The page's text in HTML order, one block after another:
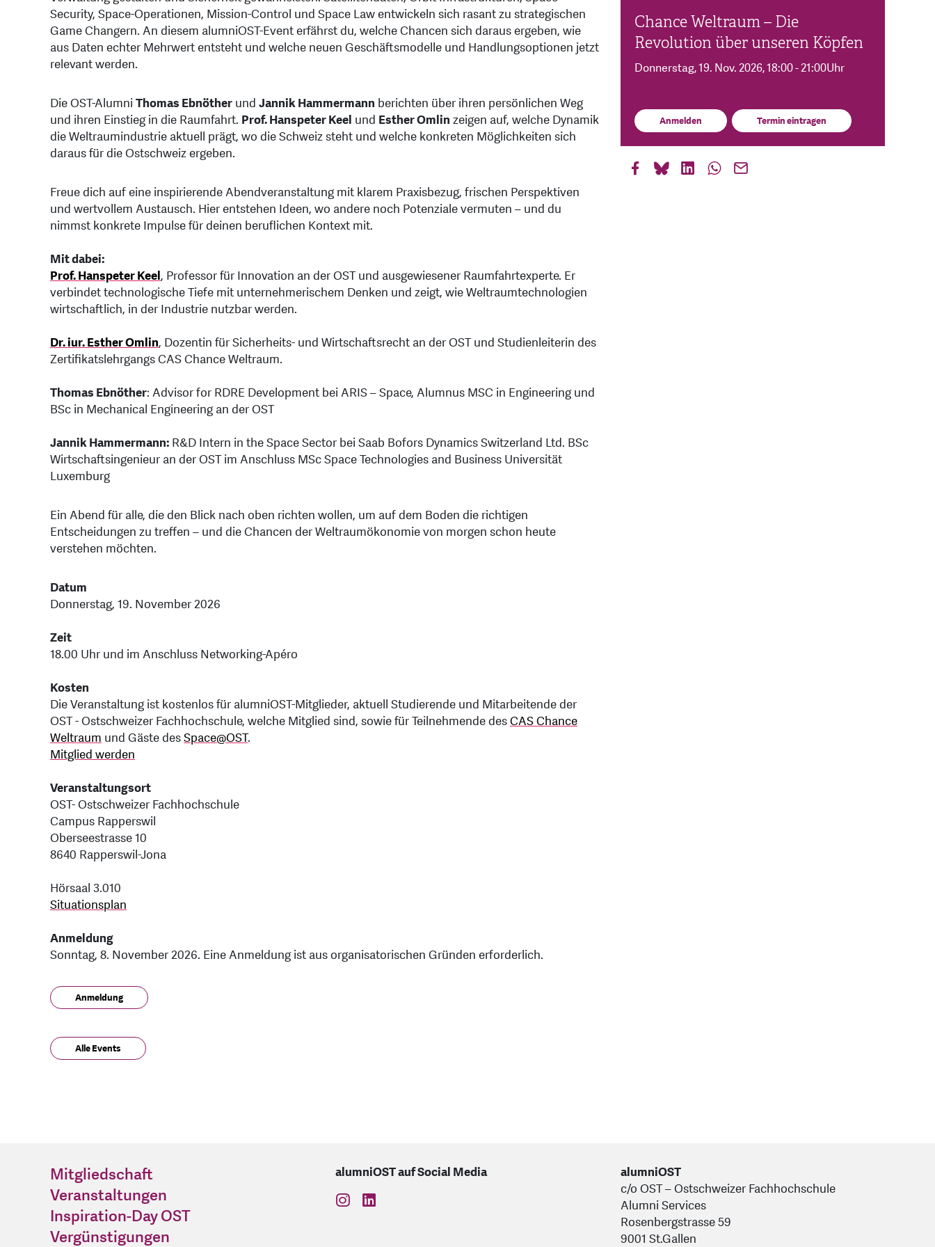
Security, Space-Operationen, Mission-Control und Space Law entwickeln sich rasant zu strategischen
Game Changern. An diesem alumniOST-Event erfährst du, welche Chancen sich daraus ergeben, wie
aus Daten echter Mehrwert entsteht und welche neuen Geschäftsmodelle und Handlungsoptionen jetzt
relevant werden.
Die OST-AlumniThomas Ebnöther und Jannik Hammermann berichten über ihren persönlichen Weg
und ihren Einstieg in die Raumfahrt. Prof. Hanspeter Keel und Esther Omlin zeigen auf, welche Dynamik
die Weltraumindustrie aktuell prägt, wo die Schweiz steht und welche konkreten Möglichkeiten sich
daraus für die Ostschweiz ergeben.
Freue dich auf eine inspirierende Abendveranstaltung mit klarem Praxisbezug, frischen Perspektiven
und wertvollem Austausch. Hier entstehen Ideen, wo andere noch Potenziale vermuten – und du
nimmst konkrete Impulse für deinen beruflichen Kontext mit.
Mit dabei:
Prof. Hanspeter Keel, Professor für Innovation an der OST und ausgewiesener Raumfahrtexperte. Er
verbindet technologische Tiefe mit unternehmerischem Denken und zeigt, wie Weltraumtechnologien
wirtschaftlich, in der Industrie nutzbar werden.
Dr. iur. Esther Omlin, Dozentin für Sicherheits- und Wirtschaftsrecht an der OST und Studienleiterin des
Zertifikatslehrgangs CAS Chance Weltraum.
Thomas Ebnöther: Advisor for RDRE Development bei ARIS – Space, Alumnus MSC in Engineering und
BSc in Mechanical Engineering an der OST
Jannik Hammermann: R&D Intern in the Space Sector bei Saab Bofors Dynamics Switzerland Ltd. BSc
Wirtschaftsingenieur an der OST im Anschluss MSc Space Technologies and Business Universität
Luxemburg
Ein Abend für alle, die den Blick nach oben richten wollen, um auf dem Boden die richtigen
Entscheidungen zu treffen – und die Chancen der Weltraumökonomie von morgen schon heute
verstehen möchten.
Datum
Donnerstag, 19. November 2026
Zeit
18.00 Uhr und im Anschluss Networking-Apéro
Kosten
Die Veranstaltung ist kostenlos für alumniOST-Mitglieder, aktuell Studierende und Mitarbeitende der
OST - Ostschweizer Fachhochschule, welche Mitglied sind, sowie für Teilnehmende desCAS Chance
Weltraum und Gäste desSpace@OST.
Mitglied werden
Veranstaltungsort
OST- Ostschweizer Fachhochschule
Campus Rapperswil
Oberseestrasse 10
8640 Rapperswil-Jona
Hörsaal 3.010
Situationsplan
Anmeldung
Sonntag, 8. November 2026. Eine Anmeldung ist aus organisatorischen Gründen erforderlich.
Anmeldung
Alle Events
Chance Weltraum – Die
Revolution über unseren Köpfen
Donnerstag, 19. Nov. 2026, 18:00 - 21:00Uhr
Anmelden Termin eintragen
Mitgliedschaft
Veranstaltungen
Inspiration-Day OST
Vergünstigungen
alumniOST auf Social Media
find us on: instagram
find us on: linkedin
alumniOST
c/o OST – Ostschweizer Fachhochschule
Alumni Services
Rosenbergstrasse 59
9001 St.Gallen